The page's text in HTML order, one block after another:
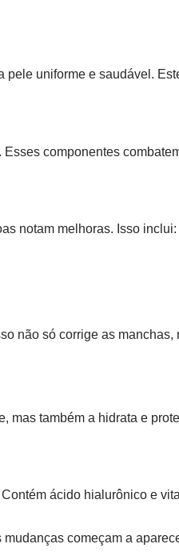
pele uniforme e saudável.
componentes
notam melhoras. Isso inclui:
não só corrige as
também a hidrata e
ácido hialurônico e
começam a